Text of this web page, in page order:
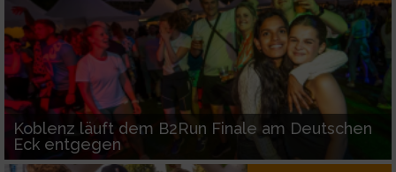
Koblenz läuft dem B2Run Finale am Deutschen
Eck entgegen